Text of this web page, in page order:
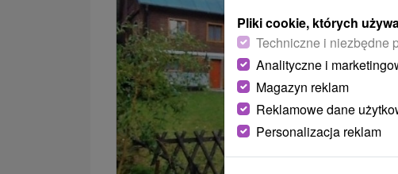
Pliki cookie, których
Techniczne i niezbędne
Analityczne i
Magazyn reklam
Reklamowe dane
Personalizacja reklam